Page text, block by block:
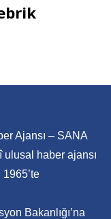
Ajansı – SANA
ulusal haber ajansı
Bakanlığı’na